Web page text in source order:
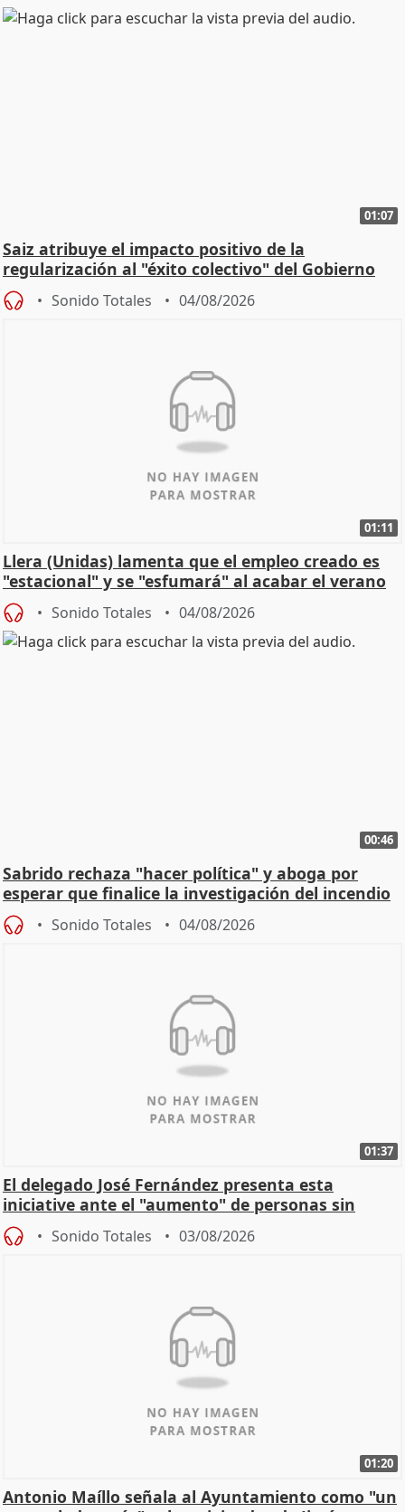
01:07
Saiz atribuye el impacto positivo de la
regularización al "éxito colectivo" del Gobierno
Sonido Totales 04/08/2026
01:11
Llera (Unidas) lamenta que el empleo creado es
"estacional" y se "esfumará" al acabar el verano
Sonido Totales 04/08/2026
00:46
Sabrido rechaza "hacer política" y aboga por
esperar que finalice la investigación del incendio
Sonido Totales 04/08/2026
01:37
El delegado José Fernández presenta esta
iniciative ante el "aumento" de personas sin
hogar en Madri
Sonido Totales 03/08/2026
01:20
Antonio Maíllo señala al Ayuntamiento como "un